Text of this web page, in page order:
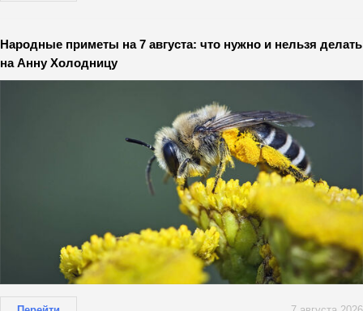
Народные приметы на 7 августа: что нужно и нельзя делать
на Анну Холодницу